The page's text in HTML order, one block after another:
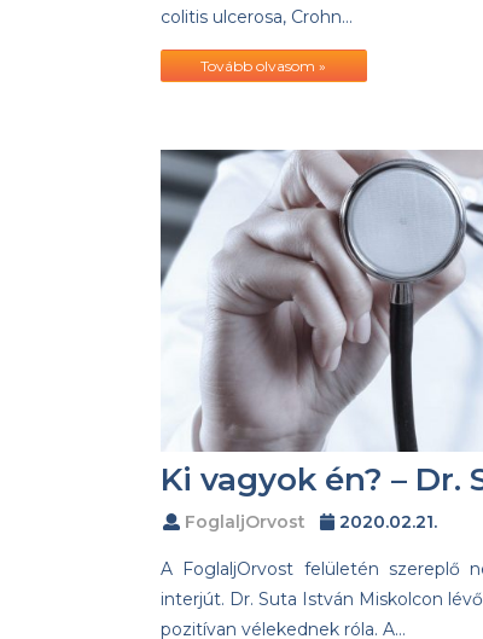
colitis ulcerosa, Crohn…
Tovább olvasom »
Ki vagyok én? – Dr.
FoglaljOrvost 2020.02.21.
A FoglaljOrvost felületén szereplő
interjút. Dr. Suta István Miskolcon
pozitívan vélekednek róla. A…